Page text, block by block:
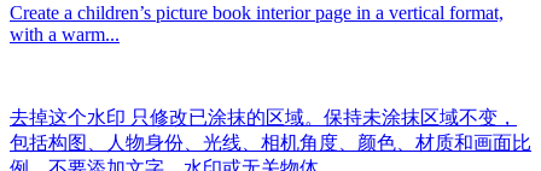
Create a children’s picture book interior page in a vertical format,
with a warm...
去掉这个水印 只修改已涂抹的区域。保持未涂抹区域不变，
包括构图、人物身份、光线、相机角度、颜色、材质和画面比